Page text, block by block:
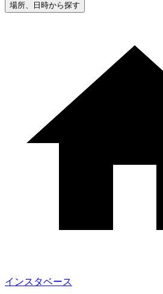
場所、日時から探す
インスタベース